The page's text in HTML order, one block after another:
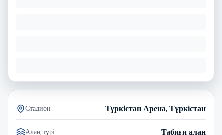
Стадион Түркістан Арена, Түркістан
Алаң түрі Табиғи алаң